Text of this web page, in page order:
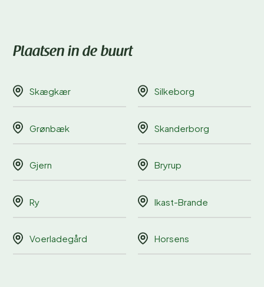
Plaatsen in de buurt
Skægkær Silkeborg
Grønbæk Skanderborg
Gjern Bryrup
Ry Ikast-Brande
Voerladegård Horsens